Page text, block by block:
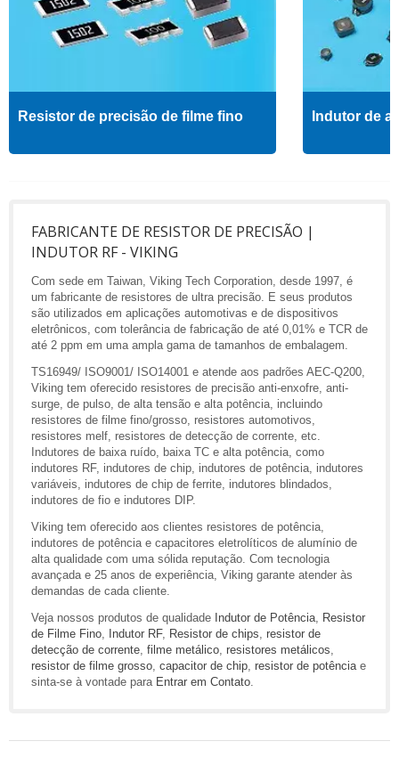
Resistor de precisão de filme fino Indutor de
FABRICANTE DE RESISTOR DE PRECISÃO |
INDUTOR RF - VIKING
Com sede em Taiwan, Viking Tech Corporation, desde 1997, é
um fabricante de resistores de ultra precisão. E seus produtos
são utilizados em aplicações automotivas e de dispositivos
eletrônicos, com tolerância de fabricação de até 0,01% e TCR de
até 2 ppm em uma ampla gama de tamanhos de embalagem.
TS16949/ ISO9001/ ISO14001 e atende aos padrões AEC-Q200,
Viking tem oferecido resistores de precisão anti-enxofre, anti-
surge, de pulso, de alta tensão e alta potência, incluindo
resistores de filme fino/grosso, resistores automotivos,
resistores melf, resistores de detecção de corrente, etc.
Indutores de baixa ruído, baixa TC e alta potência, como
indutores RF, indutores de chip, indutores de potência, indutores
variáveis, indutores de chip de ferrite, indutores blindados,
indutores de fio e indutores DIP.
Viking tem oferecido aos clientes resistores de potência,
indutores de potência e capacitores eletrolíticos de alumínio de
alta qualidade com uma sólida reputação. Com tecnologia
avançada e 25 anos de experiência, Viking garante atender às
demandas de cada cliente.
Veja nossos produtos de qualidade Indutor de Potência
Resistor
de Filme Fino
Indutor RF, Resistor de chips resistor de
detecção de corrente filme metálico resistores metálicos
resistor de filme grosso capacitor de chip resistor de potência e
sinta-se à vontade para Entrar em Contato